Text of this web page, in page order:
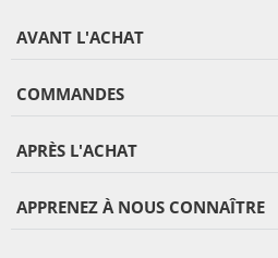
AVANT L'ACHAT
COMMANDES
APRÈS L'ACHAT
APPRENEZ À NOUS CONNAÎTRE